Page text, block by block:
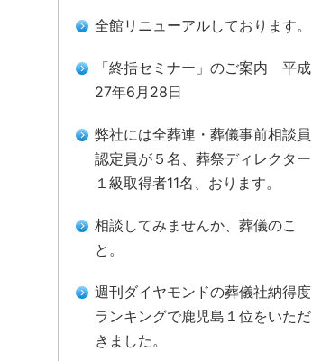
全館リニューアルしております。
「終括セミナー」のご案内 平成
27年6月28日
弊社には全葬連・葬儀事前相談員
認定員が５名、葬祭ディレクター
１級取得者11名、おります。
相談してみませんか、葬儀のこ
と。
週刊ダイヤモンドの葬儀社納得度
ランキングで鹿児島１位をいただ
きました。